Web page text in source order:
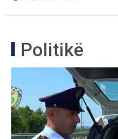
Politikë